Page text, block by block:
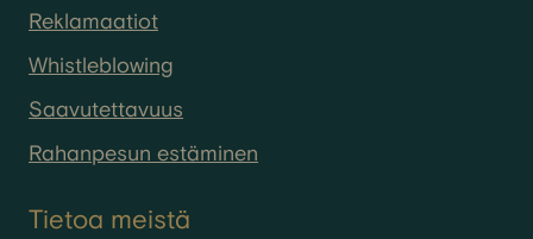
Reklamaatiot
Whistleblowing
Saavutettavuus
Rahanpesun estäminen
Tietoa meistä